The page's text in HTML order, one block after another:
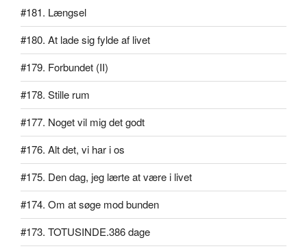
#181. Længsel
#180. At lade sig fylde af livet
#179. Forbundet (II)
#178. Stille rum
#177. Noget vil mig det godt
#176. Alt det, vi har i os
#175. Den dag, jeg lærte at være i livet
#174. Om at søge mod bunden
#173. TOTUSINDE.386 dage